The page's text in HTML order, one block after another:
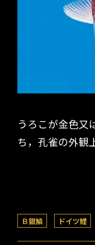
うろこが金色又
ち，孔雀の外観
Ｂ銀鱗 ドイツ鯉